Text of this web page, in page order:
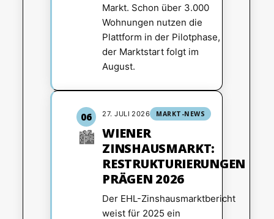
Markt. Schon über 3.000
Wohnungen nutzen die
Plattform in der Pilotphase,
der Marktstart folgt im
August.
06
🏙️
27. JULI 2026 MARKT-NEWS
WIENER
ZINSHAUSMARKT:
RESTRUKTURIERUNGEN
PRÄGEN 2026
Der EHL-Zinshausmarktbericht
weist für 2025 ein